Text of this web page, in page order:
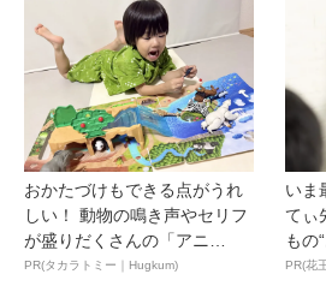
おかたづけもできる点がうれ
しい！ 動物の鳴き声やセリフ
が盛りだくさんの「アニ
ア ...
PR(タカラトミー｜Hugkum)
いま
てぃ
もの
PR(花